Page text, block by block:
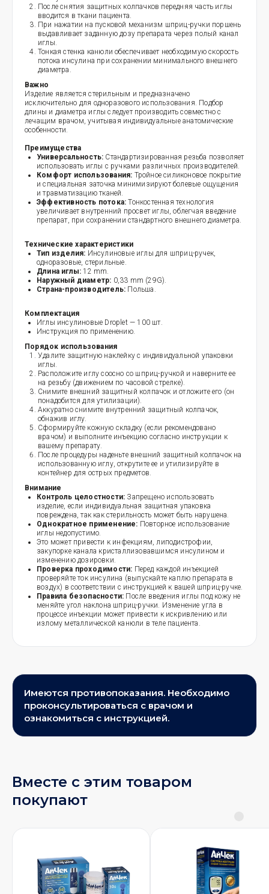
После снятия защитных колпачков передняя часть иглы
вводится в ткани пациента.
При нажатии на пусковой механизм шприц-ручки поршень
выдавливает заданную дозу препарата через полый канал
иглы.
Тонкая стенка канюли обеспечивает необходимую скорость
потока инсулина при сохранении минимального внешнего
диаметра.
Важно
Изделие является стерильным и предназначено
исключительно для одноразового использования. Подбор
длины и диаметра иглы следует производить совместно с
лечащим врачом, учитывая индивидуальные анатомические
особенности.
Преимущества
Универсальность: Стандартизированная резьба позволяет
использовать иглы с ручками различных производителей.
Комфорт использования: Тройное силиконовое покрытие
и специальная заточка минимизируют болевые ощущения
и травматизацию тканей.
Эффективность потока:Тонкостенная технология
увеличивает внутренний просвет иглы, облегчая введение
препарат, при сохранении стандартного внешнего диаметра.
Технические характеристики
Тип изделия: Инсулиновые иглы для шприц-ручек,
одноразовые, стерильные.
Длина иглы:12 mm.
Наружный диаметр: 0,33 mm (29G).
Страна-производитель: Польша.
Комплектация
Иглы инсулиновые Droplet — 100 шт.
Инструкция по применению.
Порядок использования
Удалите защитную наклейку с индивидуальной упаковки
иглы.
Расположите иглу соосно со шприц-ручкой и наверните ее
на резьбу (движением по часовой стрелке).
Снимите внешний защитный колпачок и отложите его (он
понадобится для утилизации).
Аккуратно снимите внутренний защитный колпачок,
обнажив иглу.
Сформируйте кожную складку (если рекомендовано
врачом) и выполните инъекцию согласно инструкции к
вашему препарату.
После процедуры наденьте внешний защитный колпачок на
использованную иглу, открутите ее и утилизируйте в
контейнер для острых предметов.
Внимание
Контроль целостности: Запрещено использовать
изделие, если индивидуальная защитная упаковка
повреждена, так как стерильность может быть нарушена.
Однократное применение: Повторное использование
иглы недопустимо.
Это может привести к инфекциям, липодистрофии,
закупорке канала кристаллизовавшимся инсулином и
изменению дозировки.
Проверка проходимости: Перед каждой инъекцией
проверяйте ток инсулина (выпускайте каплю препарата в
воздух) в соответствии с инструкцией к вашей шприц-ручке.
Правила безопасности: После введения иглы под кожу не
меняйте угол наклона шприц-ручки. Изменение угла в
процессе инъекции может привести к искривлению или
излому металлической канюли в теле пациента.
Имеются противопоказания. Необходимо
проконсультироваться с врачом и
ознакомиться с инструкцией.
Вместе с этим товаром
покупают